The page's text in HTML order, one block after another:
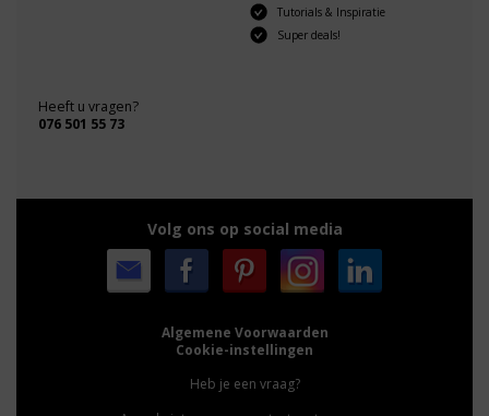
Tutorials & Inspiratie
Super deals!
Heeft u vragen?
076 501 55 73
Volg ons op social media
Algemene Voorwaarden
Cookie-instellingen
Heb je een vraag?